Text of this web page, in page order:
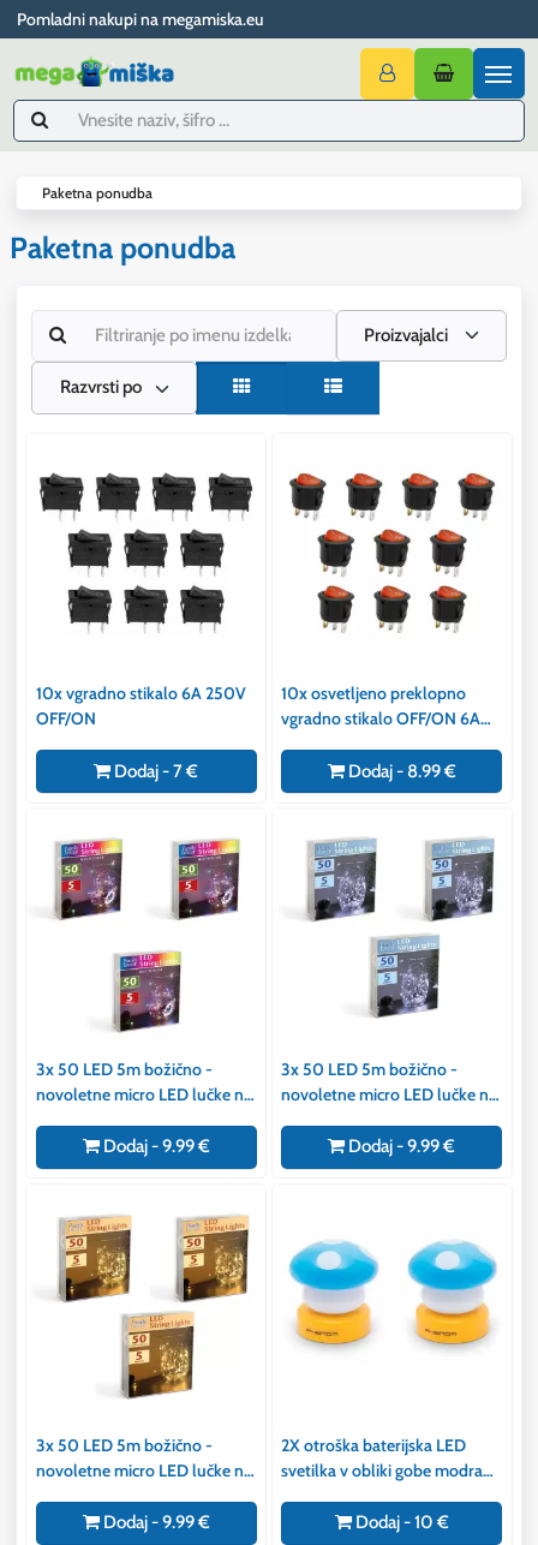
Pomladni nakupi na megamiska.eu
Paketna ponudba
Paketna ponudba
Proizvajalci
Razvrsti po
10x vgradno stikalo 6A 250V
OFF/ON
Dodaj - 7 €
10x osvetljeno preklopno
vgradno stikalo OFF/ON 6A
Dodaj - 8.99 €
3x 50 LED 5m božično -
novoletne micro LED lučke na
Dodaj - 9.99 €
3x 50 LED 5m božično -
novoletne micro LED lučke na
Dodaj - 9.99 €
3x 50 LED 5m božično -
novoletne micro LED lučke na
Dodaj - 9.99 €
2X otroška baterijska LED
svetilka v obliki gobe modra
Dodaj - 10 €